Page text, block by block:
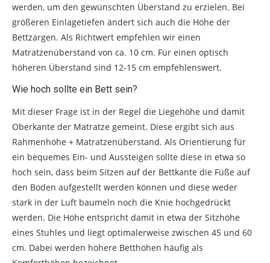
werden, um den gewünschten Überstand zu erzielen. Bei
größeren Einlagetiefen ändert sich auch die Höhe der
Bettzargen. Als Richtwert empfehlen wir einen
Matratzenüberstand von ca. 10 cm. Für einen optisch
höheren Überstand sind 12-15 cm empfehlenswert.
Wie hoch sollte ein Bett sein?
Mit dieser Frage ist in der Regel die Liegehöhe und damit
Oberkante der Matratze gemeint. Diese ergibt sich aus
Rahmenhöhe + Matratzenüberstand. Als Orientierung für
ein bequemes Ein- und Aussteigen sollte diese in etwa so
hoch sein, dass beim Sitzen auf der Bettkante die Füße auf
den Boden aufgestellt werden können und diese weder
stark in der Luft baumeln noch die Knie hochgedrückt
werden. Die Höhe entspricht damit in etwa der Sitzhöhe
eines Stuhles und liegt optimalerweise zwischen 45 und 60
cm. Dabei werden höhere Betthöhen häufig als